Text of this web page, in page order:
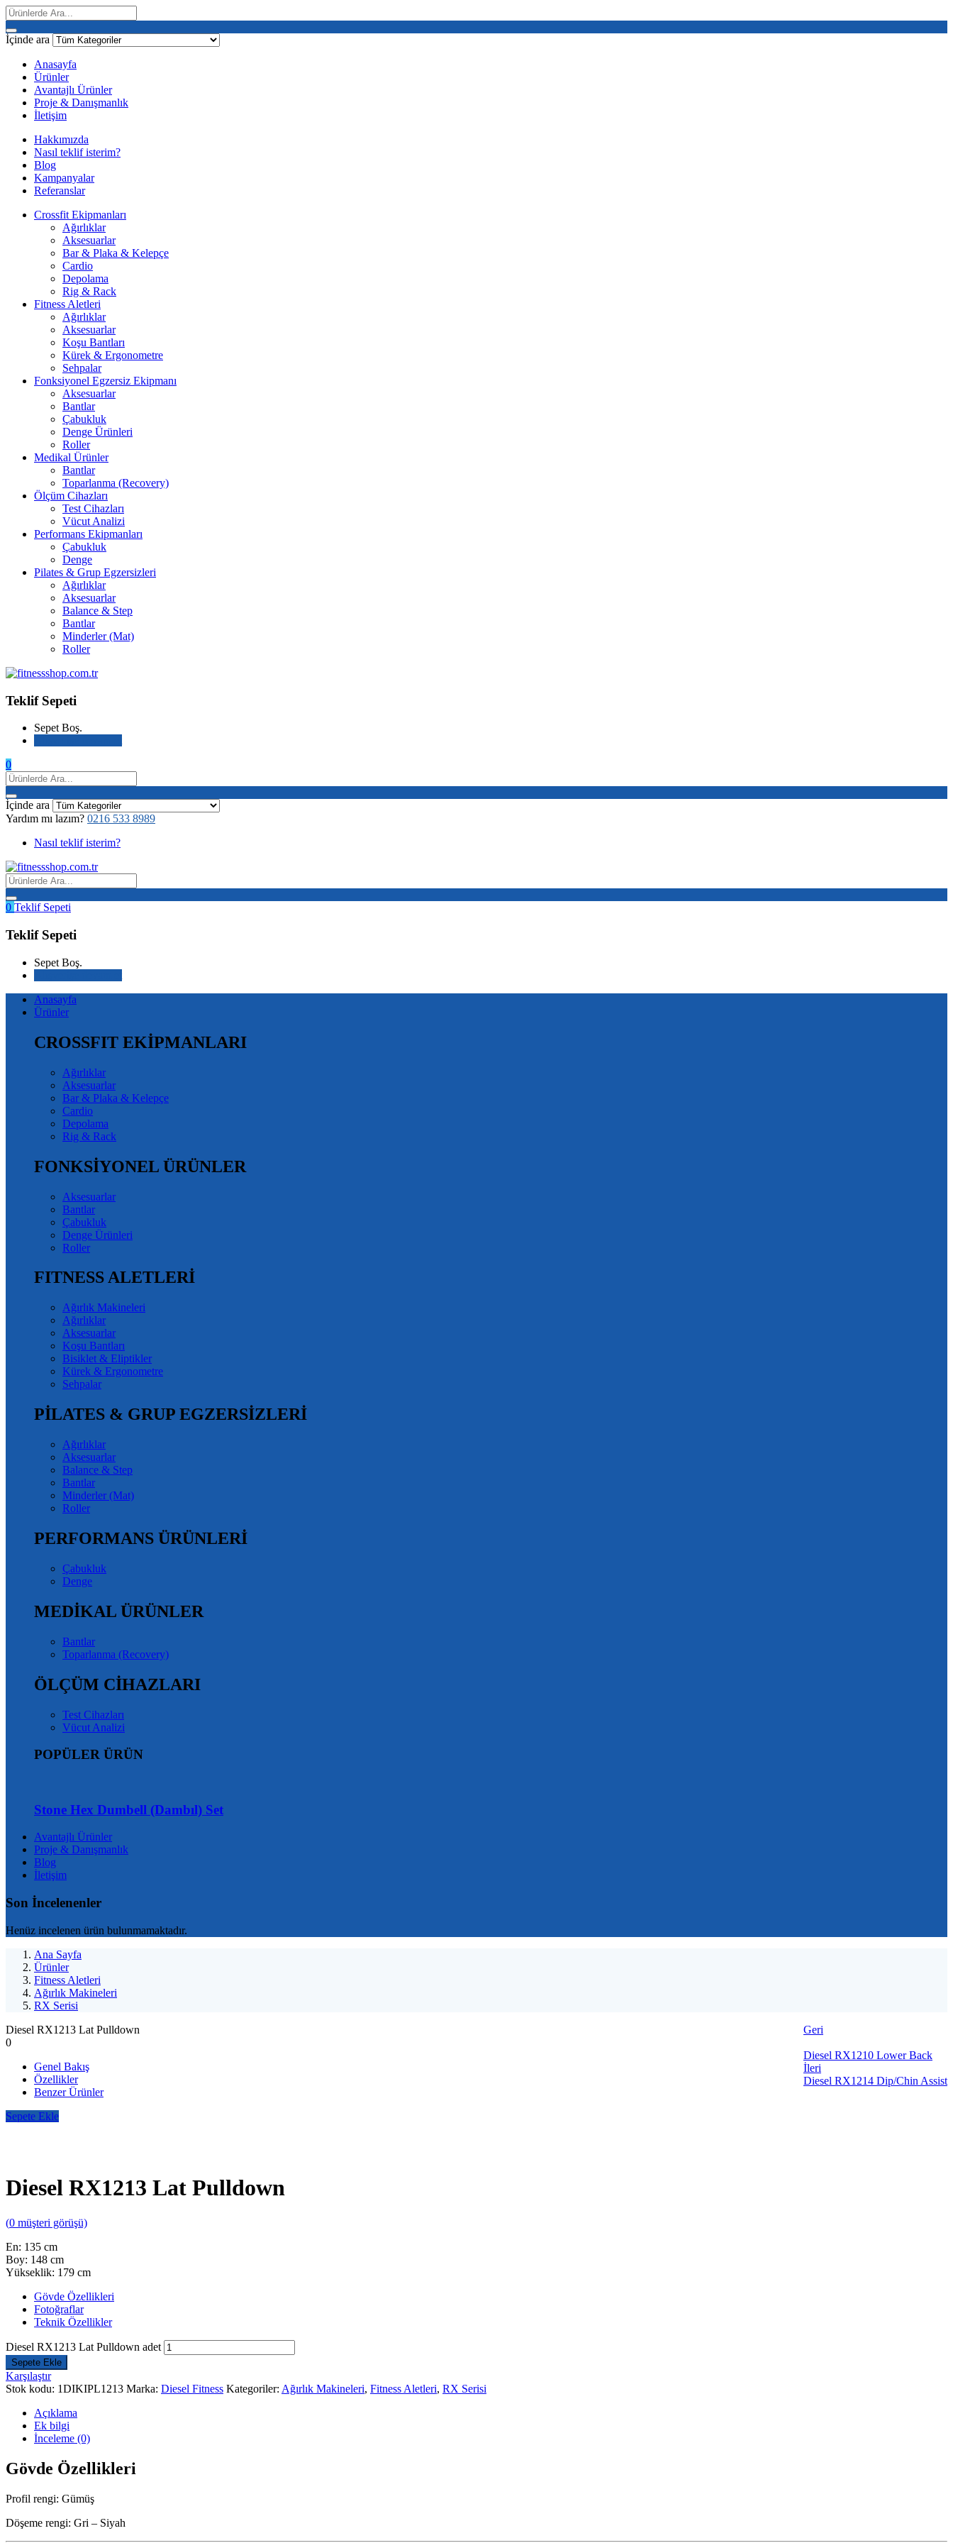
İçinde ara
Anasayfa
Ürünler
Avantajlı Ürünler
Proje & Danışmanlık
İletişim
Hakkımızda
Nasıl teklif isterim?
Blog
Kampanyalar
Referanslar
Crossfit Ekipmanları
Ağırlıklar
Aksesuarlar
Bar & Plaka & Kelepçe
Cardio
Depolama
Rig & Rack
Fitness Aletleri
Ağırlıklar
Aksesuarlar
Koşu Bantları
Kürek & Ergonometre
Sehpalar
Fonksiyonel Egzersiz Ekipmanı
Aksesuarlar
Bantlar
Çabukluk
Denge Ürünleri
Roller
Medikal Ürünler
Bantlar
Toparlanma (Recovery)
Ölçüm Cihazları
Test Cihazları
Vücut Analizi
Performans Ekipmanları
Çabukluk
Denge
Pilates & Grup Egzersizleri
Ağırlıklar
Aksesuarlar
Balance & Step
Bantlar
Minderler (Mat)
Roller
Teklif Sepeti
Sepet Boş.
0
İçinde ara
Yardım mı lazım? 0216 533 8989
Nasıl teklif isterim?
0 Teklif Sepeti
Teklif Sepeti
Sepet Boş.
Anasayfa
Ürünler
CROSSFIT EKİPMANLARI
Ağırlıklar
Aksesuarlar
Bar & Plaka & Kelepçe
Cardio
Depolama
Rig & Rack
FONKSİYONEL ÜRÜNLER
Aksesuarlar
Bantlar
Çabukluk
Denge Ürünleri
Roller
FITNESS ALETLERİ
Ağırlık Makineleri
Ağırlıklar
Aksesuarlar
Koşu Bantları
Bisiklet & Eliptikler
Kürek & Ergonometre
Sehpalar
PİLATES & GRUP EGZERSİZLERİ
Ağırlıklar
Aksesuarlar
Balance & Step
Bantlar
Minderler (Mat)
Roller
PERFORMANS ÜRÜNLERİ
Çabukluk
Denge
MEDİKAL ÜRÜNLER
Bantlar
Toparlanma (Recovery)
ÖLÇÜM CİHAZLARI
Test Cihazları
Vücut Analizi
POPÜLER ÜRÜN
Stone Hex Dumbell (Dambıl) Set
Avantajlı Ürünler
Proje & Danışmanlık
Blog
İletişim
Son İncelenenler
Henüz incelenen ürün bulunmamaktadır.
Ana Sayfa
Ürünler
Fitness Aletleri
Ağırlık Makineleri
RX Serisi
Geri
Diesel RX1210 Lower Back
İleri
Diesel RX1214 Dip/Chin Assist
Diesel RX1213 Lat Pulldown
0
Genel Bakış
Özellikler
Benzer Ürünler
Sepete Ekle
Diesel RX1213 Lat Pulldown
(0 müşteri görüşü)
En: 135 cm
Boy: 148 cm
Yükseklik: 179 cm
Gövde Özellikleri
Fotoğraflar
Teknik Özellikler
Diesel RX1213 Lat Pulldown adet
Sepete Ekle
Karşılaştır
Stok kodu: 1DIKIPL1213 Marka: Diesel Fitness Kategoriler: Ağırlık Makineleri, Fitness Aletleri, RX Serisi
Açıklama
Ek bilgi
İnceleme (0)
Gövde Özellikleri
Profil rengi: Gümüş
Döşeme rengi: Gri – Siyah